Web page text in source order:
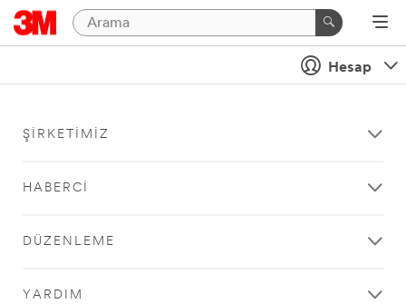
Hesap
ŞIRKETIMIZ
HABERCI
DÜZENLEME
YARDIM